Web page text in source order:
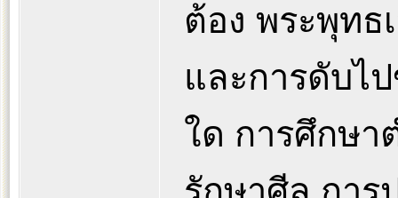
ต้อง พระพุทธ
และการดับไ
ใด การศึกษา